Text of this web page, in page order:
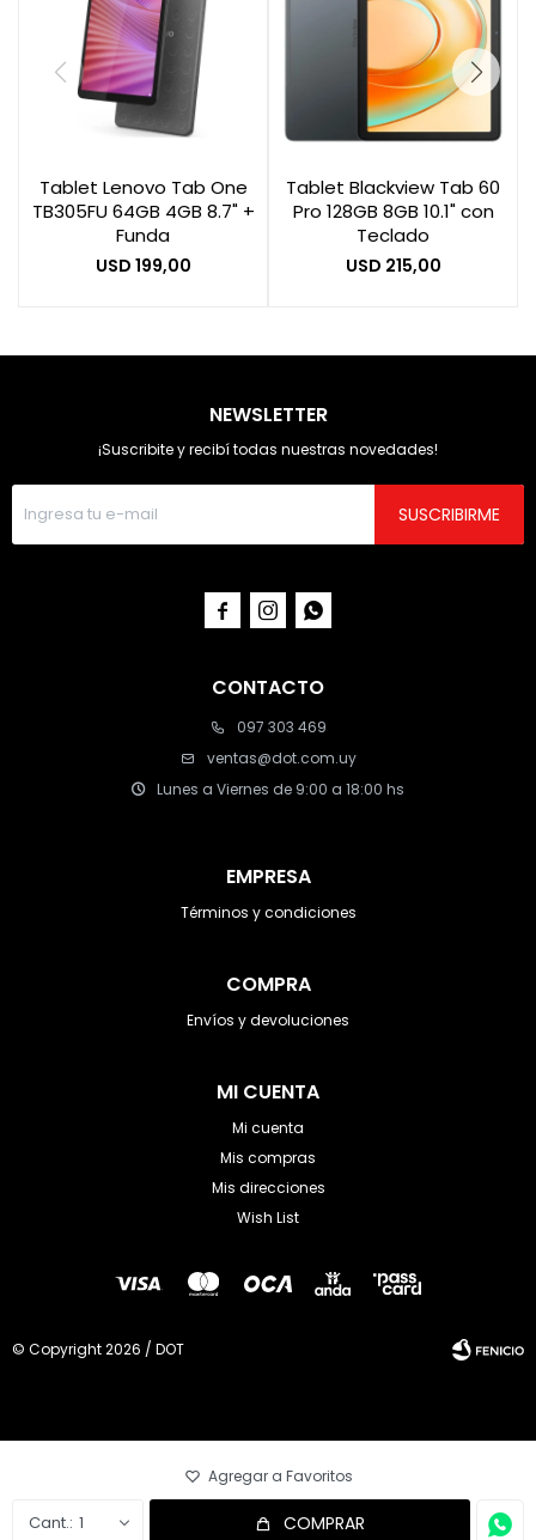
1 COMPRAR
Tablet Lenovo Tab One
TB305FU 64GB 4GB 8.7" +
Funda
USD 199,00
Tablet Blackview Tab 60
Pro 128GB 8GB 10.1" con
Teclado
USD 215,00
CONTACTO
097 303 469
ventas@dot.com.uy
Lunes a Viernes de 9:00 a 18:00 hs
EMPRESA
Términos y condiciones
COMPRA
Envíos y devoluciones
MI CUENTA
Mi cuenta
Mis compras
Mis direcciones
Wish List
NEWSLETTER
¡Suscribite y recibí todas nuestras novedades!
SUSCRIBIRME
  
© Copyright 2026 / DOT
Fenicio